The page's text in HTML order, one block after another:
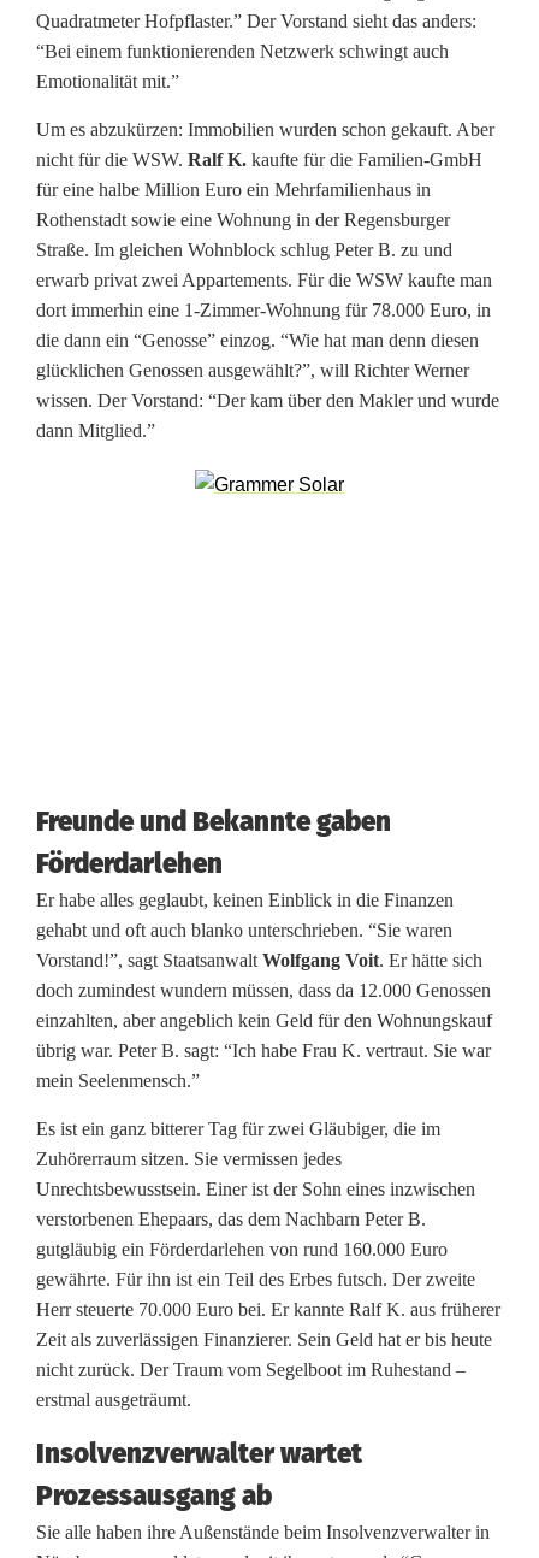
i
g
o
d
e
r
a
u
s
Quadratmeter Hofpflaster.” Der Vorstand sieht das anders:
“Bei einem funktionierenden Netzwerk schwingt auch
Emotionalität mit.”
Um es abzukürzen: Immobilien wurden schon gekauft. Aber
nicht für die WSW. Ralf K. kaufte für die Familien-GmbH
für eine halbe Million Euro ein Mehrfamilienhaus in
Rothenstadt sowie eine Wohnung in der Regensburger
Straße. Im gleichen Wohnblock schlug Peter B. zu und
erwarb privat zwei Appartements. Für die WSW kaufte man
dort immerhin eine 1-Zimmer-Wohnung für 78.000 Euro, in
die dann ein “Genosse” einzog. “Wie hat man denn diesen
glücklichen Genossen ausgewählt?”, will Richter Werner
wissen. Der Vorstand: “Der kam über den Makler und wurde
dann Mitglied.”
Freunde und Bekannte gaben
Förderdarlehen
Er habe alles geglaubt, keinen Einblick in die Finanzen
gehabt und oft auch blanko unterschrieben. “Sie waren
Vorstand!”, sagt Staatsanwalt Wolfgang Voit. Er hätte sich
doch zumindest wundern müssen, dass da 12.000 Genossen
einzahlten, aber angeblich kein Geld für den Wohnungskauf
übrig war. Peter B. sagt: “Ich habe Frau K. vertraut. Sie war
mein Seelenmensch.”
Es ist ein ganz bitterer Tag für zwei Gläubiger, die im
Zuhörerraum sitzen. Sie vermissen jedes
Unrechtsbewusstsein. Einer ist der Sohn eines inzwischen
verstorbenen Ehepaars, das dem Nachbarn Peter B.
gutgläubig ein Förderdarlehen von rund 160.000 Euro
gewährte. Für ihn ist ein Teil des Erbes futsch. Der zweite
Herr steuerte 70.000 Euro bei. Er kannte Ralf K. aus früherer
Zeit als zuverlässigen Finanzierer. Sein Geld hat er bis heute
nicht zurück. Der Traum vom Segelboot im Ruhestand –
erstmal ausgeträumt.
Insolvenzverwalter wartet
Prozessausgang ab
Sie alle haben ihre Außenstände beim Insolvenzverwalter in